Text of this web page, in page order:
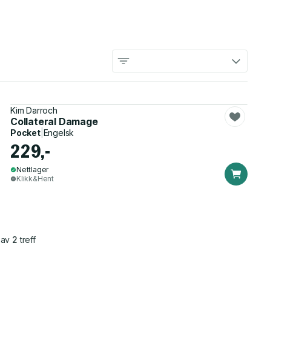
Kim Darroch
Collateral Damage
Pocket| Engelsk
229,-
Nettlager
Klikk&Hent
av 2 treff